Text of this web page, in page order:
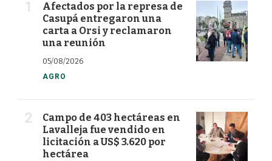
Afectados por la represa de
Casupá entregaron una
carta a Orsi y reclamaron
una reunión
05/08/2026
AGRO
Campo de 403 hectáreas en
Lavalleja fue vendido en
licitación a US$ 3.620 por
hectárea